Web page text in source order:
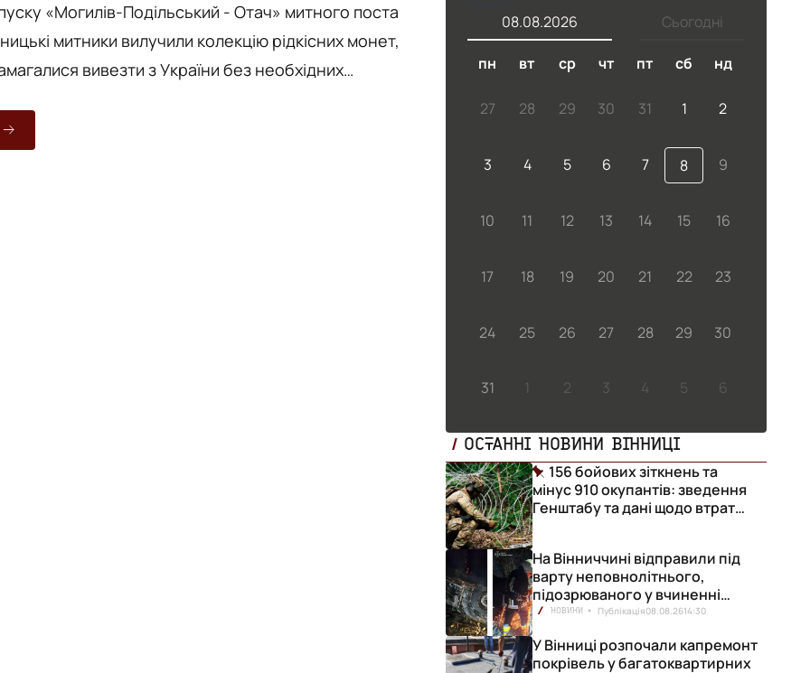
«Могилів-Подільський - Отач» митного поста
митники вилучили колекцію рідкісних монет,
вивезти з України без необхідних
Румунії в’їхав у «зелений коридор» для
Сьогодні
08.08.2026
пн вт ср чт пт сб нд
27 28 29 30 31 1 2
3 4 5 6 7 8 9
10 11 12 13 14 15 16
17 18 19 20 21 22 23
24 25 26 27 28 29 30
31 1 2 3 4 5 6
ОСТАННІ НОВИНИ ВІННИЦІ
156 бойових зіткнень та
мінус 910 окупантів: зведення
Генштабу та дані щодо втрат
На Вінниччині відправили під
варту неповнолітнього,
підозрюваного у вчиненні
смертельної ДТП
НОВИНИ Публікація08.08.2614:30
У Вінниці розпочали капремонт
покрівель у багатоквартирних